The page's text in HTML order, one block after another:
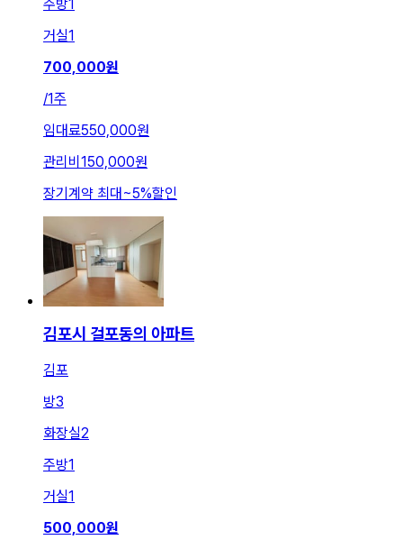
주방1
거실1
700,000원
/1주
임대료550,000원
관리비 150,000원
장기계약 최대 ~5%할인
김포시 걸포동의 아파트
김포
방3
화장실2
주방1
거실1
500,000원